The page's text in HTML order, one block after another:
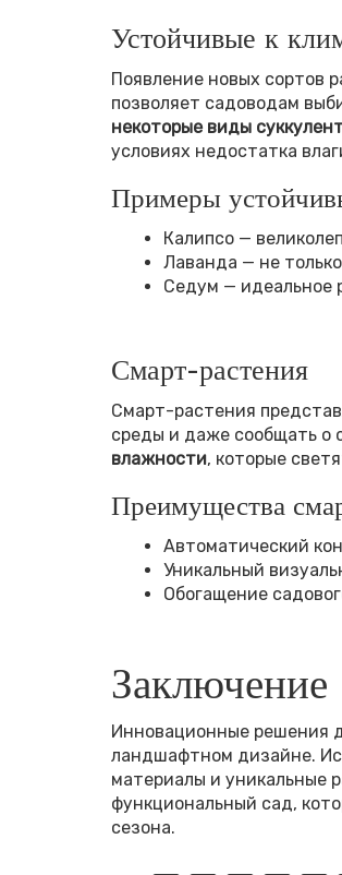
Устойчивые к
Появление новых сортов
позволяет садоводам
некоторые виды
условиях недостатка
Примеры
Калипсо —
Лаванда — не
Седум — идеальное
Смарт-растения
Смарт-растения
среды и даже сообщать о
влажности, которые
Преимущества
Автоматический
Уникальный
Обогащение
Заключение
Инновационные решения
ландшафтном дизайне.
материалы и уникальные
функциональный сад,
сезона.